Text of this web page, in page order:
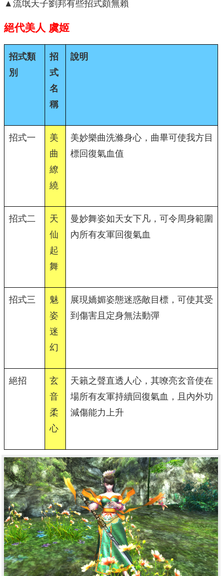
▲流氓天子劉邦有些招式頗無賴
絕代美人 虞姬
招式類
別
招
式
名
稱
說明
招式一
美
曲
繚
繞
美妙樂曲洗滌身心，曲畢可使我方目
標回復氣血值
招式二
天
仙
起
舞
曼妙舞姿如天女下凡，可令周身範圍
內所有友軍回復氣血
招式三
魅
姿
迷
幻
展現嬌媚姿態迷惑敵目標，可使其受
到傷害且定身無法動彈
絕招
玄
音
柔
心
天籟之聲直透人心，其嘹亮玄音使在
場所有友軍持續回復氣血，且內外功
減傷能力上升